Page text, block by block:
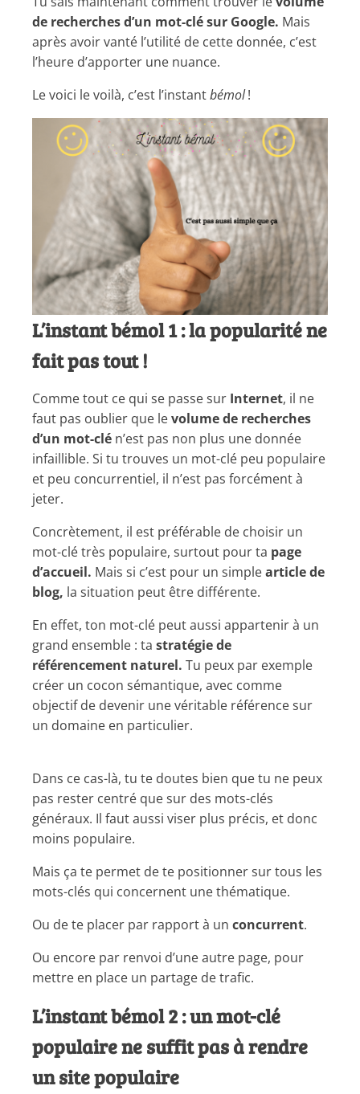
de recherches d’un mot-clé sur Google. Mais
après avoir vanté l’utilité de cette donnée, c’est
l’heure d’apporter une nuance.
Le voici le voilà, c’est l’instantbémol!
L’instant bémol 1 : la popularité ne
fait pas tout !
Comme tout ce qui se passe sur Internet, il ne
faut pas oublier que levolume de recherches
d’un mot-clé n’est pas non plus une donnée
infaillible. Si tu trouves un mot-clé peu populaire
et peu concurrentiel, il n’est pas forcément à
jeter.
Concrètement, il est préférable de choisir un
mot-clé très populaire, surtout pour ta page
d’accueil. Mais si c’est pour un simplearticle de
blog, la situation peut être différente.
En effet, ton mot-clé peut aussi appartenir à un
grand ensemble : ta stratégie de
référencement naturel. Tu peux par exemple
créer un cocon sémantique, avec comme
objectif de devenir une véritable référence sur
un domaine en particulier.
Dans ce cas-là, tu te doutes bien que tu ne peux
pas rester centré que sur des mots-clés
généraux. Il faut aussi viser plus précis, et donc
moins populaire.
Mais ça te permet de te positionner sur tous les
mots-clés qui concernent une thématique.
Ou de te placer par rapport à un concurrent.
Ou encore par renvoi d’une autre page, pour
mettre en place un partage de trafic.
L’instant bémol 2 : un mot-clé
populaire ne suffit pas à rendre
un site populaire